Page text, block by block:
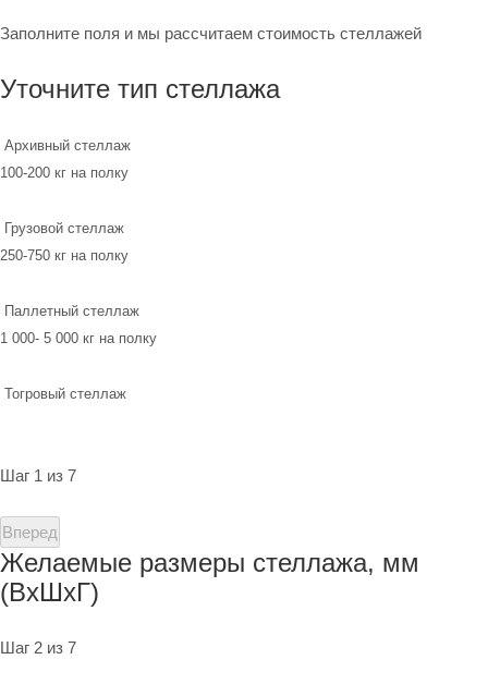
Заполните поля и мы рассчитаем стоимость стеллажей
Уточните тип стеллажа
Архивный стеллаж
100-200 кг на полку
Грузовой стеллаж
250-750 кг на полку
Паллетный стеллаж
1 000- 5 000 кг на полку
Тогровый стеллаж
Шаг 1 из 7
Вперед
Желаемые размеры стеллажа, мм
(ВхШхГ)
Шаг 2 из 7